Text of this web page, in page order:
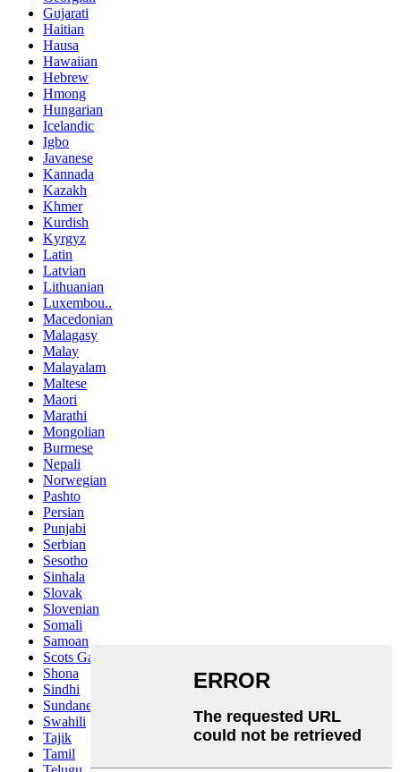
Gujarati
Haitian
Hausa
Hawaiian
Hebrew
Hmong
Hungarian
Icelandic
Igbo
Javanese
Kannada
Kazakh
Khmer
Kurdish
Kyrgyz
Latin
Latvian
Lithuanian
Luxembou..
Macedonian
Malagasy
Malay
Malayalam
Maltese
Maori
Marathi
Mongolian
Burmese
Nepali
Norwegian
Pashto
Persian
Punjabi
Serbian
Sesotho
Sinhala
Slovak
Slovenian
Somali
Samoan
Scots Gaelic
Shona
Sindhi
Sundanese
Swahili
Tajik
Tamil